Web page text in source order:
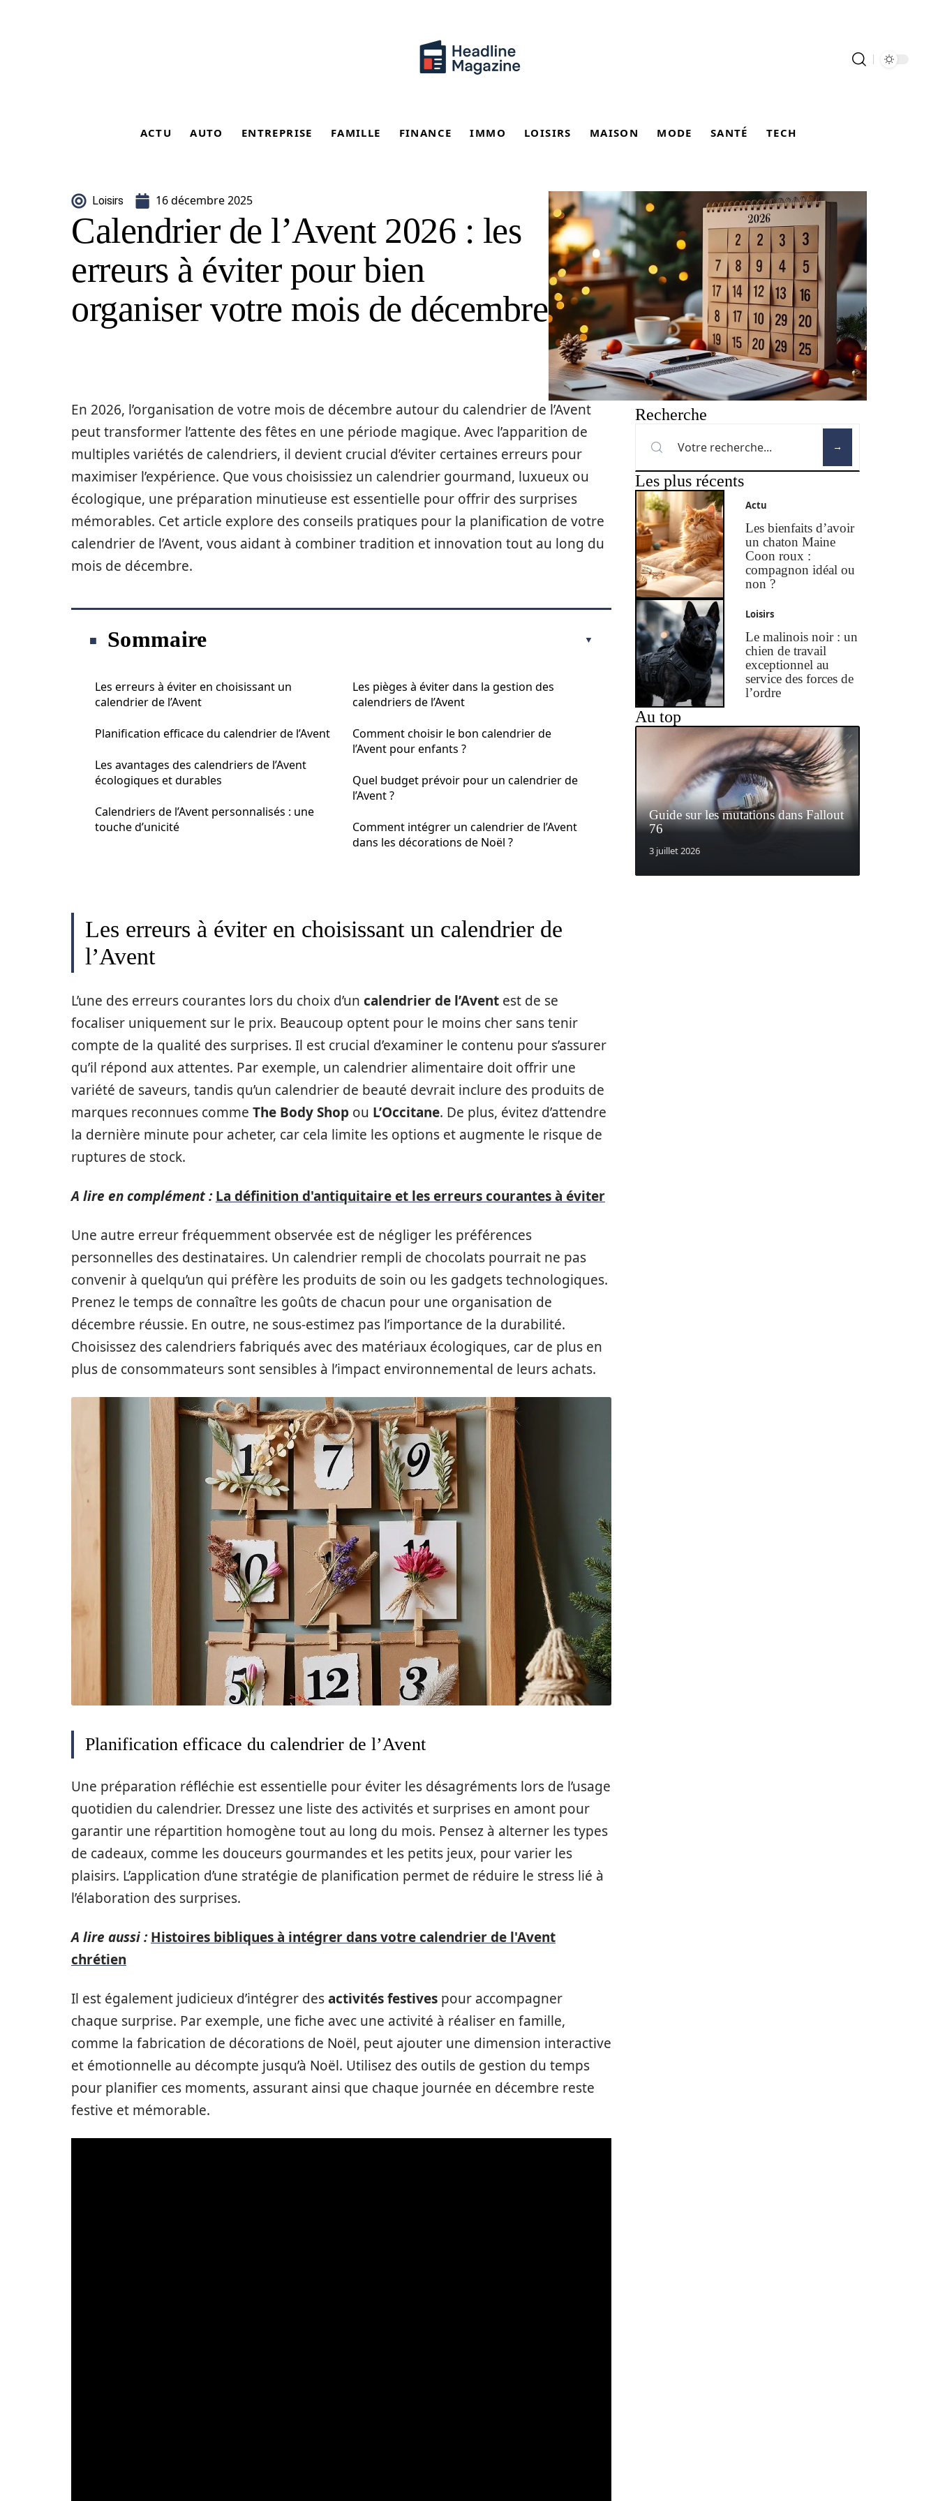
ACTU AUTO ENTREPRISE FAMILLE FINANCE IMMO LOISIRS MAISON MODE SANTÉ TECH
Loisirs 16 décembre 2025
Calendrier de l’Avent 2026 : les
erreurs à éviter pour bien
organiser votre mois de décembre
En 2026, l’organisation de votre mois de décembre autour du calendrier de l’Avent
peut transformer l’attente des fêtes en une période magique. Avec l’apparition de
multiples variétés de calendriers, il devient crucial d’éviter certaines erreurs pour
maximiser l’expérience. Que vous choisissiez un calendrier gourmand, luxueux ou
écologique, une préparation minutieuse est essentielle pour offrir des surprises
mémorables. Cet article explore des conseils pratiques pour la planification de votre
calendrier de l’Avent, vous aidant à combiner tradition et innovation tout au long du
mois de décembre.
Sommaire
Les erreurs à éviter en choisissant un
calendrier de l’Avent
Planification efficace du calendrier de l’Avent
Les avantages des calendriers de l’Avent
écologiques et durables
Calendriers de l’Avent personnalisés : une
touche d’unicité
Les pièges à éviter dans la gestion des
calendriers de l’Avent
Comment choisir le bon calendrier de
l’Avent pour enfants ?
Quel budget prévoir pour un calendrier de
l’Avent ?
Comment intégrer un calendrier de l’Avent
dans les décorations de Noël ?
Les erreurs à éviter en choisissant un calendrier de
l’Avent
L’une des erreurs courantes lors du choix d’un calendrier de l’Avent est de se
focaliser uniquement sur le prix. Beaucoup optent pour le moins cher sans tenir
compte de la qualité des surprises. Il est crucial d’examiner le contenu pour s’assurer
qu’il répond aux attentes. Par exemple, un calendrier alimentaire doit offrir une
variété de saveurs, tandis qu’un calendrier de beauté devrait inclure des produits de
marques reconnues comme The Body Shop ou L’Occitane. De plus, évitez d’attendre
la dernière minute pour acheter, car cela limite les options et augmente le risque de
ruptures de stock.
A lire en complément : La définition d'antiquitaire et les erreurs courantes à éviter
Une autre erreur fréquemment observée est de négliger les préférences
personnelles des destinataires. Un calendrier rempli de chocolats pourrait ne pas
convenir à quelqu’un qui préfère les produits de soin ou les gadgets technologiques.
Prenez le temps de connaître les goûts de chacun pour une organisation de
décembre réussie. En outre, ne sous-estimez pas l’importance de la durabilité.
Choisissez des calendriers fabriqués avec des matériaux écologiques, car de plus en
plus de consommateurs sont sensibles à l’impact environnemental de leurs achats.
Planification efficace du calendrier de l’Avent
Une préparation réfléchie est essentielle pour éviter les désagréments lors de l’usage
quotidien du calendrier. Dressez une liste des activités et surprises en amont pour
garantir une répartition homogène tout au long du mois. Pensez à alterner les types
de cadeaux, comme les douceurs gourmandes et les petits jeux, pour varier les
plaisirs. L’application d’une stratégie de planification permet de réduire le stress lié à
l’élaboration des surprises.
A lire aussi : Histoires bibliques à intégrer dans votre calendrier de l'Avent
chrétien
Il est également judicieux d’intégrer desactivités festives pour accompagner
chaque surprise. Par exemple, une fiche avec une activité à réaliser en famille,
comme la fabrication de décorations de Noël, peut ajouter une dimension interactive
et émotionnelle au décompte jusqu’à Noël. Utilisez des outils de gestion du temps
pour planifier ces moments, assurant ainsi que chaque journée en décembre reste
festive et mémorable.
Recherche
Les plus récents
Actu
Les bienfaits d’avoir
un chaton Maine
Coon roux :
compagnon idéal ou
non ?
Loisirs
Le malinois noir : un
chien de travail
exceptionnel au
service des forces de
l’ordre
Au top
Guide sur les mutations dans Fallout
76
3 juillet 2026